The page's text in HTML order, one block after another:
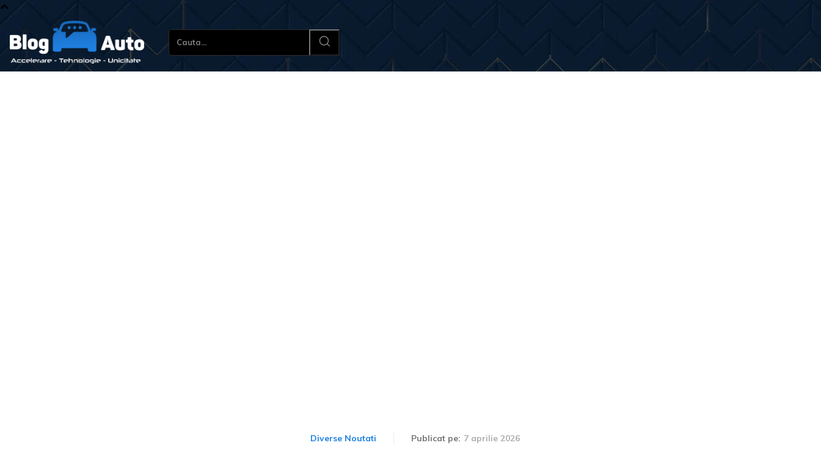
Cauta...
Diverse Noutati Publicat pe: 7 aprilie 2026